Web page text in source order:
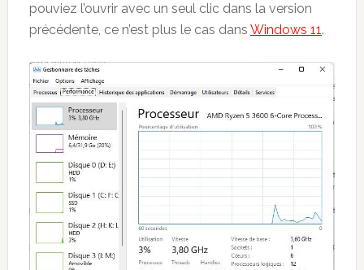
pouviez l’ouvrir avec un seul clic dans la version
précédente, ce n’est plus le cas dans Windows 11.